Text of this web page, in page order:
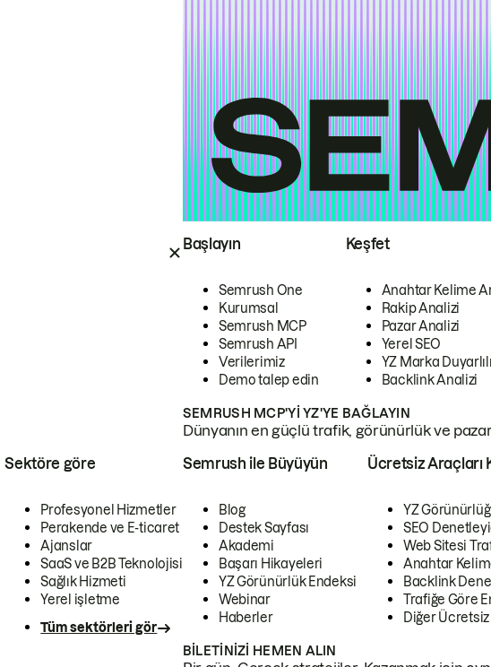
Başlayın
Semrush One
Kurumsal
Semrush MCP
Semrush API
Verilerimiz
Demo talep edin
Keşfet
Anahtar Kelime
Rakip Analizi
Pazar Analizi
Yerel SEO
YZ Marka
Backlink Analizi
SEMRUSH MCP'YI YZ'YE BAĞLAYIN
Dünyanın en güçlü trafik, görünürlük ve
Sektöre göre
Profesyonel Hizmetler
Perakende ve E-ticaret
Ajanslar
SaaS ve B2B Teknolojisi
Sağlık Hizmeti
Yerel işletme
Tüm sektörleri gör
Semrush ile Büyüyün
Blog
Destek Sayfası
Akademi
Başarı Hikayeleri
YZ Görünürlük Endeksi
Webinar
Haberler
Ücretsiz Araçları
YZ
SEO
Web Sitesi
Anahtar
Backlink
Trafiğe Göre
Diğer
BILETINIZI HEMEN ALIN